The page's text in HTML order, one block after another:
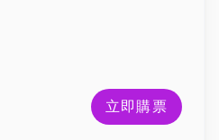
立即購票